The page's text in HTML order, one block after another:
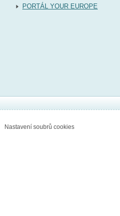
PORTÁL YOUR EUROPE
Nastavení soubrů cookies